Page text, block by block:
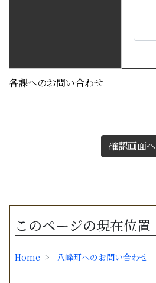
各課へのお問い合わせ
確認画面へ
このページの現在位置
Home 八峰町へのお問い合わせ